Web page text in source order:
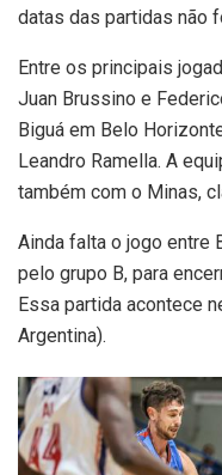
datas das partidas não
Entre os principais
Juan Brussino e
Biguá em Belo
Leandro Ramella. A
também com o Minas,
Ainda falta o jogo entre
pelo grupo B, para
Essa partida acontece
Argentina).